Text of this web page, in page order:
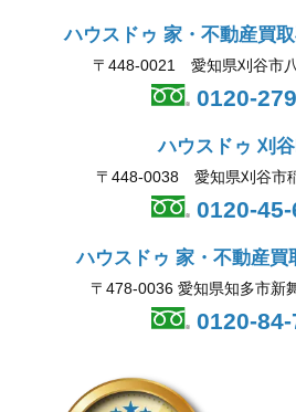
ハウスドゥ 家・不動産買
〒448-0021 愛知県刈谷市
0120-
ハウスドゥ 刈
〒448-0038 愛知県刈谷市
0120-45-
ハウスドゥ 家・不動産
〒478-0036 愛知県知多市新
0120-84-